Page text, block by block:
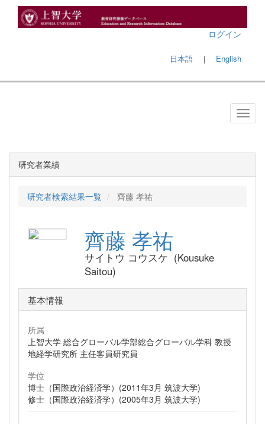
ログイン
日本語 ｜ English
研究者業績
研究者検索結果一覧 齊藤 孝祐
齊藤 孝祐
サイトウ コウスケ (Kousuke
Saitou)
基本情報
所属
上智大学 総合グローバル学部総合グローバル学科 教授
地経学研究所 主任客員研究員
学位
博士（国際政治経済学）(2011年3月 筑波大学)
修士（国際政治経済学）(2005年3月 筑波大学)